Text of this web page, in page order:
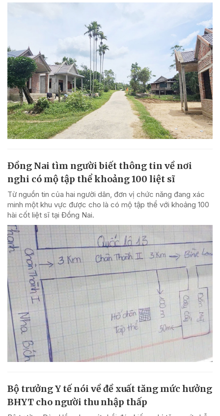
Đồng Nai tìm người biết thông tin về nơi
nghi có mộ tập thể khoảng 100 liệt sĩ
Từ nguồn tin của hai người dân, đơn vị chức năng đang xác
minh một khu vực được cho là có mộ tập thể với khoảng 100
hài cốt liệt sĩ tại Đồng Nai.
Bộ trưởng Y tế nói về đề xuất tăng mức hưởng
BHYT cho người thu nhập thấp